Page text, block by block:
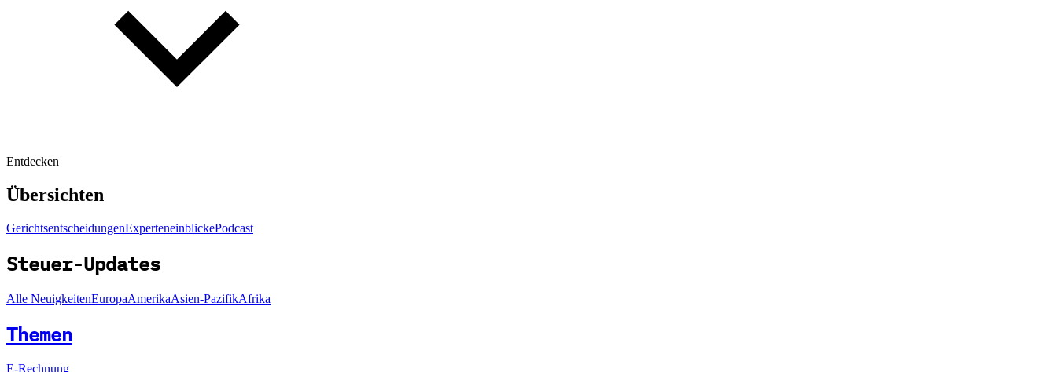
Entdecken
Übersichten
GerichtsentscheidungenExperteneinblickePodcast
Steuer-Updates
Alle NeuigkeitenEuropaAmerikaAsien-PazifikAfrika
Themen
E-Rechnung